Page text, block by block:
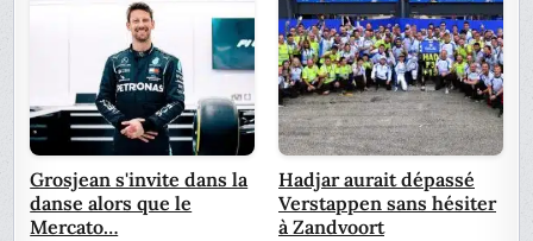
Grosjean s'invite dans la
danse alors que le
Mercato…
Hadjar aurait dépassé
Verstappen sans hésiter
à Zandvoort